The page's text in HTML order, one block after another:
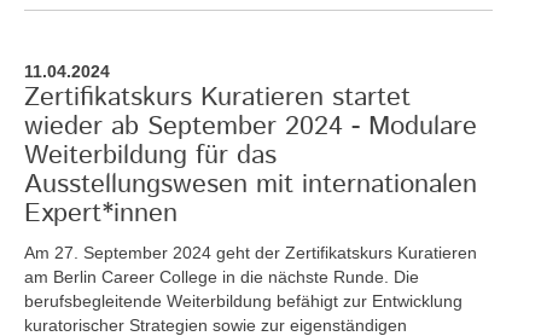
11.04.2024
Zertifikatskurs Kuratieren startet
wieder ab September 2024 - Modulare
Weiterbildung für das
Ausstellungswesen mit internationalen
Expert*innen
Am 27. September 2024 geht der Zertifikatskurs Kuratieren
am Berlin Career College in die nächste Runde. Die
berufsbegleitende Weiterbildung befähigt zur Entwicklung
kuratorischer Strategien sowie zur eigenständigen